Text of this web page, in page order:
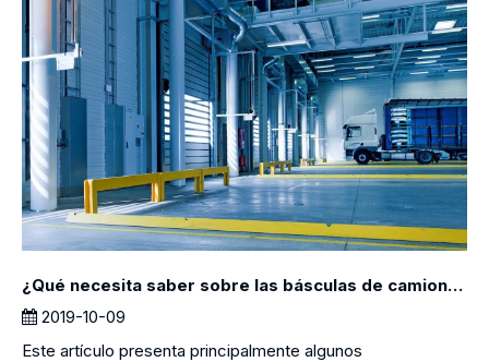
¿Qué necesita saber sobre las básculas de camiones?
2019-10-09
Este artículo presenta principalmente algunos